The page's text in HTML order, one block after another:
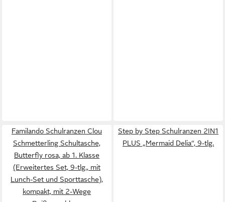
Familando Schulranzen Clou
Schmetterling Schultasche,
Butterfly rosa, ab 1. Klasse
(Erweitertes Set, 9-tlg., mit
Lunch-Set und Sporttasche),
kompakt, mit 2-Wege
Step by Step Schulranzen 2IN1
PLUS „Mermaid Delia“, 9-tlg.